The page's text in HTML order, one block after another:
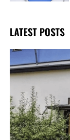
LATEST POSTS